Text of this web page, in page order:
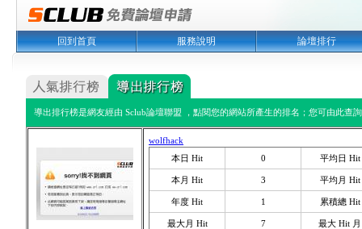
回到首頁 服務說明 論壇排行
導出排行榜是網友經由 Sclub論壇聯盟 ，點閱您的網站所產生的排名；您可由此查
wolfhack
本日 Hit
0 平均日 Hit
本月 Hit 3 平均月 Hit
年度 Hit 1 累積總 Hit
最大月 Hit 7 最大 Hit 月